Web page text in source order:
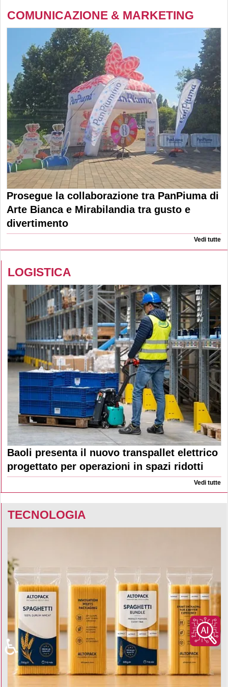
COMUNICAZIONE & MARKETING
Prosegue la collaborazione tra PanPiuma di
Arte Bianca e Mirabilandia tra gusto e
divertimento
Vedi tutte
LOGISTICA
Baoli presenta il nuovo transpallet elettrico
progettato per operazioni in spazi ridotti
Vedi tutte
TECNOLOGIA